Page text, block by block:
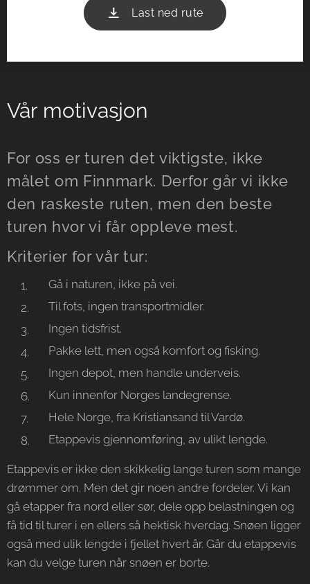
Last ned rute
Vår motivasjon
For oss er turen det viktigste, ikke
målet om Finnmark. Derfor går vi ikke
den raskeste ruten, men den beste
turen hvor vi får oppleve mest.
Kriterier for vår tur:
Gå i naturen, ikke på vei.
Til fots, ingen transportmidler.
Ingen tidsfrist.
Pakke lett, men også komfort og fisking.
Ingen depot, men handle underveis.
Kun innenfor Norges landegrense.
Hele Norge, fra Kristiansand til Vardø.
Etappevis gjennomføring, av ulikt lengde.
Etappevis er ikke den skikkelig lange turen som mange
drømmer om. Men det gir noen andre fordeler. Vi kan
gå etapper fra nord eller sør, dele opp belastningen og
få tid til turer i en ellers så hektisk hverdag. Snøen ligger
også med ulik lengde i fjellet hvert år. Går du etappevis
kan du velge turen når snøen er borte.